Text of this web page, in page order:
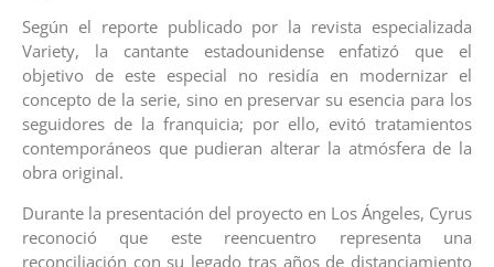
Según el reporte publicado por la revista especializada
Variety, la cantante estadounidense enfatizó que el
objetivo de este especial no residía en modernizar el
concepto de la serie, sino en preservar su esencia para los
seguidores de la franquicia; por ello, evitó tratamientos
contemporáneos que pudieran alterar la atmósfera de la
obra original.
Durante la presentación del proyecto en Los Ángeles, Cyrus
reconoció que este reencuentro representa una
reconciliación con su legado tras años de distanciamiento